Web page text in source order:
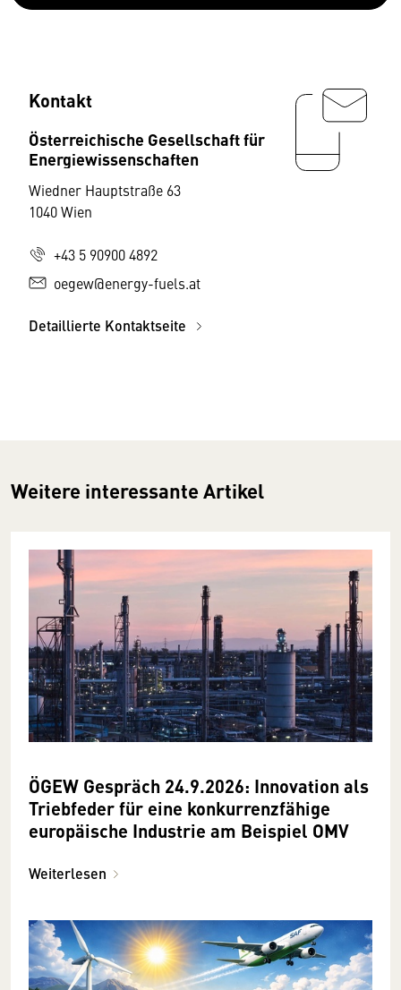
Kontakt
Österreichische Gesellschaft für
Energiewissenschaften
Wiedner Hauptstraße 63
1040 Wien
+43 5 90900 4892
oegew@energy-fuels.at
Detaillierte Kontaktseite
Weitere interessante Artikel
ÖGEW Gespräch 24.9.2026: Innovation als
Triebfeder für eine konkurrenzfähige
europäische Industrie am Beispiel OMV
Weiterlesen